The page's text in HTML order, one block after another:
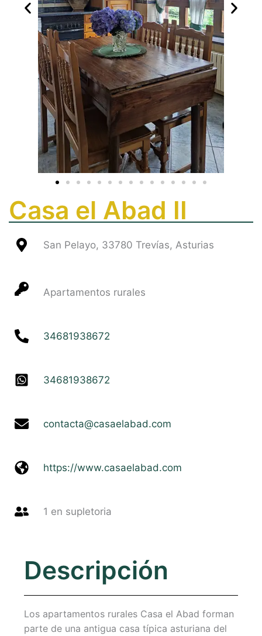
Casa el Abad II
San Pelayo, 33780 Trevías, Asturias
Apartamentos rurales
34681938672
34681938672
contacta@casaelabad.com
https://www.casaelabad.com
1 en supletoria
Descripción
Los apartamentos rurales Casa el Abad forman
parte de una antigua casa típica asturiana del